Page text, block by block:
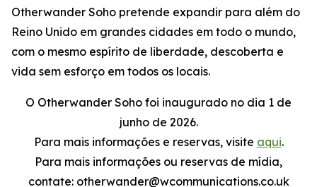
Otherwander Soho pretende expandir para além do
Reino Unido em grandes cidades em todo o mundo,
com o mesmo espírito de liberdade, descoberta e
vida sem esforço em todos os locais.
O Otherwander Soho foi inaugurado no dia 1 de
junho de 2026.
Para mais informações e reservas, visite aqui.
Para mais informações ou reservas de mídia,
contate: otherwander@wcommunications.co.uk